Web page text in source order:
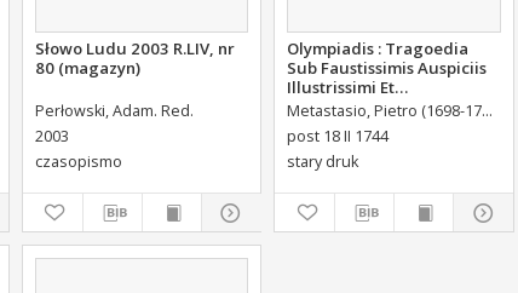
Słowo Ludu 2003 R.LIV, nr
80 (magazyn)
Perłowski, Adam. Red.
2003
czasopismo
Olympiadis : Tragoedia
Sub Faustissimis Auspiciis
Illustrissimi Et
Eccellentissimi Comitis De
Brühl Liberi Baronis de
Forste & de Pfoerthen [...]
Metastasio, Pietro (1698-1782)
post 18 II 1744
stary druk